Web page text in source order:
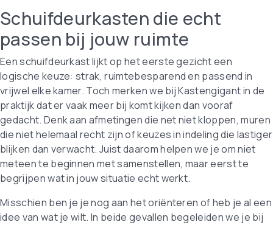
Schuifdeurkasten die echt
passen bij jouw ruimte
Een schuifdeurkast lijkt op het eerste gezicht een
logische keuze: strak, ruimtebesparend en passend in
vrijwel elke kamer. Toch merken we bij Kastengigant in de
praktijk dat er vaak meer bij komt kijken dan vooraf
gedacht. Denk aan afmetingen die net niet kloppen, muren
die niet helemaal recht zijn of keuzes in indeling die lastiger
blijken dan verwacht. Juist daarom helpen we je om niet
meteen te beginnen met samenstellen, maar eerst te
begrijpen wat in jouw situatie echt werkt.
Misschien ben je je nog aan het oriënteren of heb je al een
idee van wat je wilt. In beide gevallen begeleiden we je bij